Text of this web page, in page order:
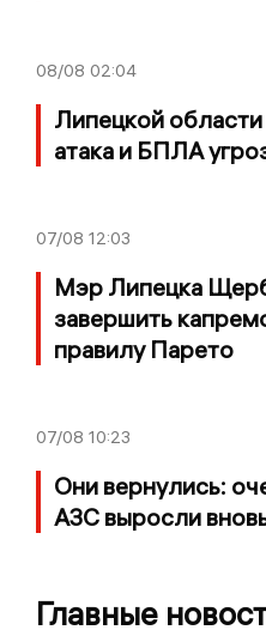
08/08 02:04
Липецкой
атака и БПЛА
07/08 12:03
Мэр Липецка
завершить
правилу Парето
07/08 10:23
Они вернулись:
АЗС выросли
Главные